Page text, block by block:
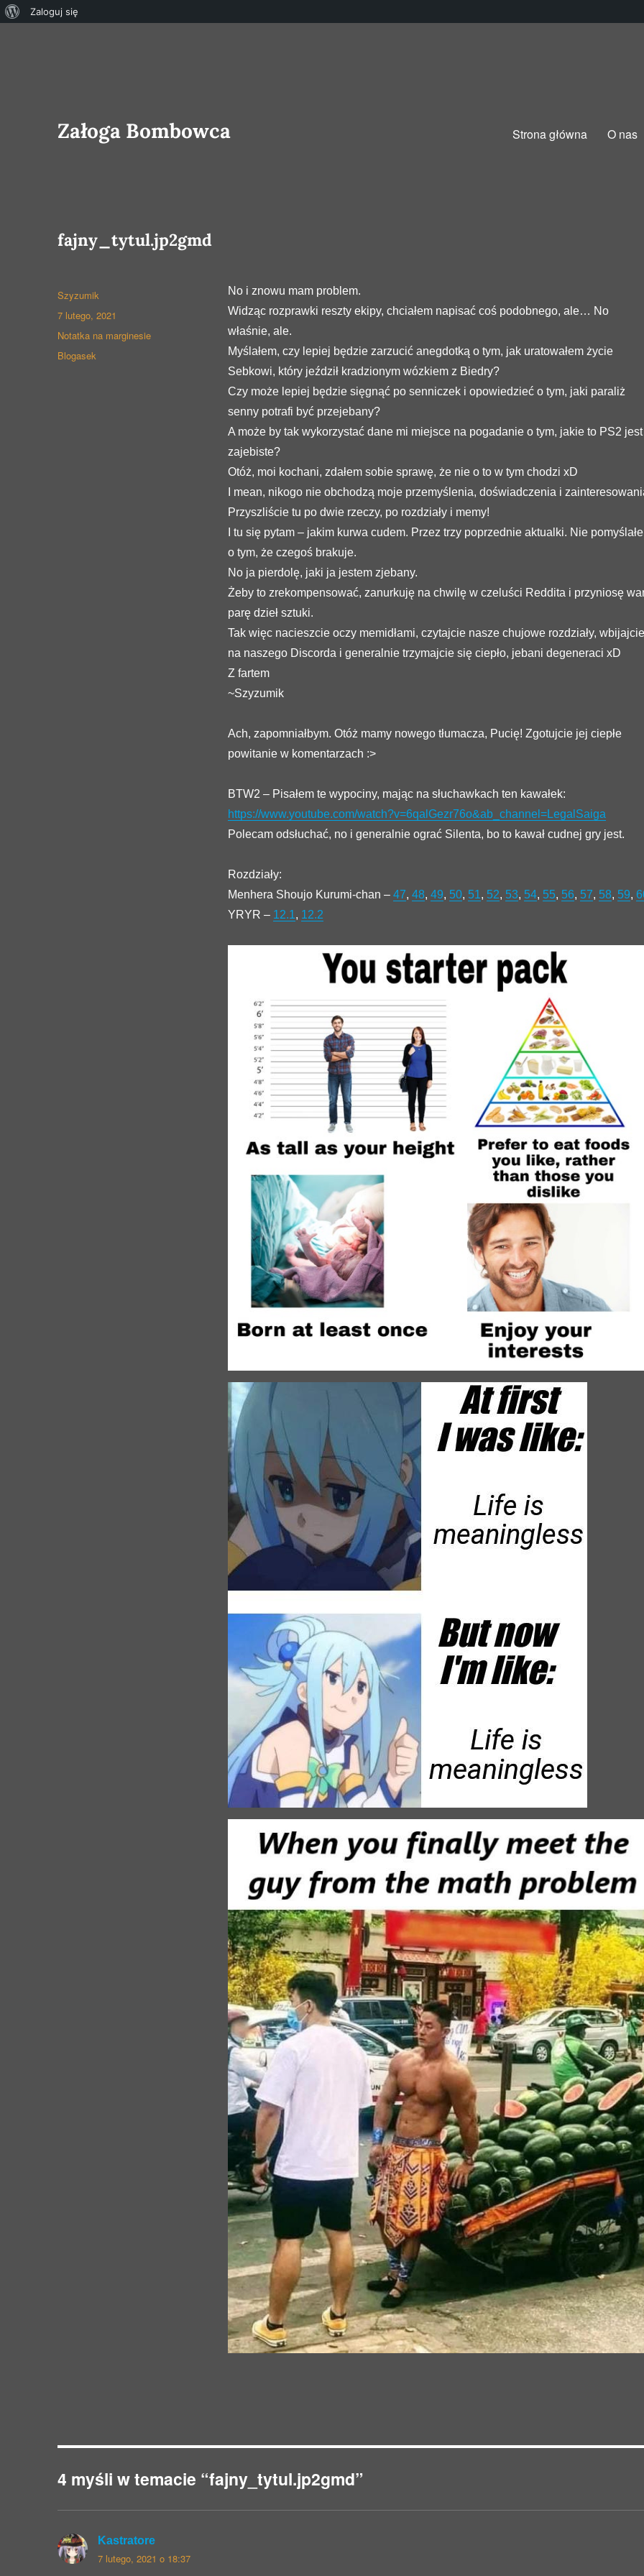
Zaloguj się
Załoga Bombowca Strona główna O nas
fajny_tytul.jp2gmd
No i znowu mam problem.
Widząc rozprawki reszty ekipy, chciałem napisać coś podobnego, ale… No
właśnie, ale.
Myślałem, czy lepiej będzie zarzucić anegdotką o tym, jak uratowałem życie
Sebkowi, który jeździł kradzionym wózkiem z Biedry?
Czy może lepiej będzie sięgnąć po senniczek i opowiedzieć o tym, jaki paraliż
senny potrafi być przejebany?
A może by tak wykorzystać dane mi miejsce na pogadanie o tym, jakie to PS2 jest
zajebiste?
Otóż, moi kochani, zdałem sobie sprawę, że nie o to w tym chodzi xD
I mean, nikogo nie obchodzą moje przemyślenia, doświadczenia i
Przyszliście tu po dwie rzeczy, po rozdziały i memy!
I tu się pytam – jakim kurwa cudem. Przez trzy poprzednie aktualki. Nie
o tym, że czegoś brakuje.
No ja pierdolę, jaki ja jestem zjebany.
Żeby to zrekompensować, zanurkuję na chwilę w czeluści Reddita i przyniosę
parę dzieł sztuki.
Tak więc nacieszcie oczy memidłami, czytajcie nasze chujowe rozdziały, wbijajcie
na naszego Discorda i generalnie trzymajcie się ciepło, jebani degeneraci xD
Z fartem
~Szyzumik
Ach, zapomniałbym. Otóż mamy nowego tłumacza, Pucię! Zgotujcie jej ciepłe
powitanie w komentarzach :>
BTW2 – Pisałem te wypociny, mając na słuchawkach ten kawałek:
https://www.youtube.com/watch?v=6qalGezr76o&ab_channel=LegalSaiga
Polecam odsłuchać, no i generalnie ograć Silenta, bo to kawał cudnej gry jest.
Rozdziały:
Menhera Shoujo Kurumi-chan – 47, 48, 49, 50, 51, 52, 53, 54, 55, 56, 57, 58, 59,
YRYR – 12.1, 12.2
Autor
Szyzumik
Opublikowano
7 lutego, 2021
Format
wpisu
Notatka na marginesie
Kategorie
Blogasek
4 myśli w temacie “fajny_tytul.jp2gmd”
Kastratore
7 lutego, 2021 o 18:37